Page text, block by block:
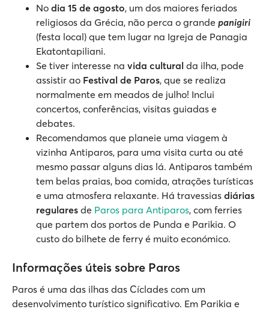
No dia 15 de agosto, um dos maiores feriados
religiosos da Grécia, não perca o grande panigiri
(festa local) que tem lugar na Igreja de Panagia
Ekatontapiliani.
Se tiver interesse na vida cultural da ilha, pode
assistir ao Festival de Paros, que se realiza
normalmente em meados de julho! Inclui
concertos, conferências, visitas guiadas e
debates.
Recomendamos que planeie uma viagem à
vizinha Antiparos, para uma visita curta ou até
mesmo passar alguns dias lá. Antiparos também
tem belas praias, boa comida, atrações turísticas
e uma atmosfera relaxante. Há travessias diárias
regulares de Paros para Antiparos, com ferries
que partem dos portos de Punda e Parikia. O
custo do bilhete de ferry é muito económico.
Informações úteis sobre Paros
Paros é uma das ilhas das Cíclades com um
desenvolvimento turístico significativo. Em Parikia e